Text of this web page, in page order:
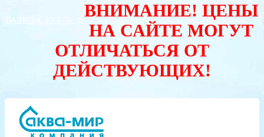
ВАЛЮТА:
ВНИМАНИЕ! ЦЕНЫ
НА САЙТЕ МОГУТ
ОТЛИЧАТЬСЯ ОТ
ДЕЙСТВУЮЩИХ!